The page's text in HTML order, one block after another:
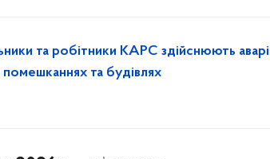
та робітники КАРС здійснюють
помешканнях та будівлях